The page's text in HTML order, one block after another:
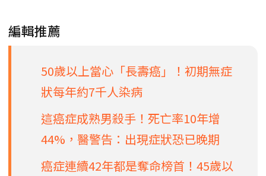
編輯推薦
50歲以上當心「長壽癌」！初期無症
狀每年約7千人染病
這癌症成熟男殺手！死亡率10年增
44%，醫警告：出現症狀恐已晚期
癌症連續42年都是奪命榜首！45歲以